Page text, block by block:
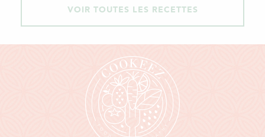
VOIR TOUTES LES RECETTES